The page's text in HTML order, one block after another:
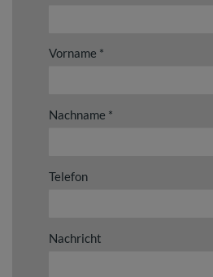
Vorname
Nachname
Telefon
Nachricht